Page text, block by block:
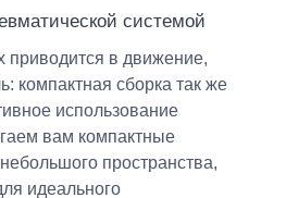
системой
приводится в движение,
компактная сборка так же
использование
вам компактные
пространства,
идеального